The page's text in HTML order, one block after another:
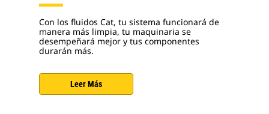
Con los fluidos Cat, tu sistema funcionará de
manera más limpia, tu maquinaria se
desempeñará mejor y tus componentes
durarán más.
Leer Más